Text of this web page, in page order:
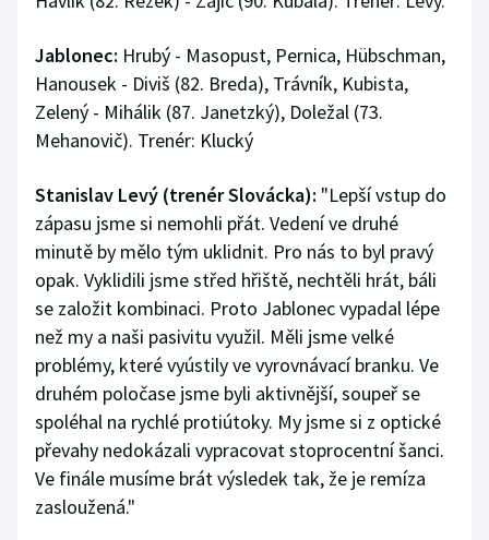
Jablonec: Hrubý - Masopust, Pernica, Hübschman,
Hanousek - Diviš (82. Breda), Trávník, Kubista,
Zelený - Mihálik (87. Janetzký), Doležal (73.
Mehanovič). Trenér: Klucký
Stanislav Levý (trenér Slovácka): "Lepší vstup do
zápasu jsme si nemohli přát. Vedení ve druhé
minutě by mělo tým uklidnit. Pro nás to byl pravý
opak. Vyklidili jsme střed hřiště, nechtěli hrát, báli
se založit kombinaci. Proto Jablonec vypadal lépe
než my a naši pasivitu využil. Měli jsme velké
problémy, které vyústily ve vyrovnávací branku. Ve
druhém poločase jsme byli aktivnější, soupeř se
spoléhal na rychlé protiútoky. My jsme si z optické
převahy nedokázali vypracovat stoprocentní šanci.
Ve finále musíme brát výsledek tak, že je remíza
zasloužená."